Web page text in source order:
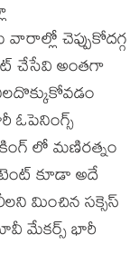
వారాల్లో చెప్పుకోదగ్గ
చేసేవి అంతగా
ఓపెనింగ్స్
లో మణిరత్నం
కూడా అదే
మించిన సక్సెస్
మేకర్స్ భారీ